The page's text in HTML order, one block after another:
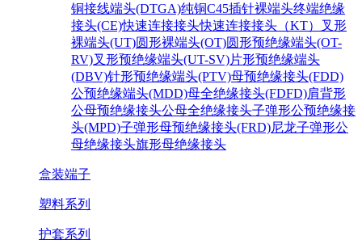
铜接线端头(DTGA)纯铜C45插针裸端头终端绝缘
接头(CE)快速连接接头快速连接接头（KT）
叉形
裸端头(UT)圆形裸端头(OT)圆形预绝缘端头(OT-
RV)叉形预绝缘端头(UT-SV)片形预绝缘端头
(DBV)针形预绝缘端头(PTV)母预绝缘接头(FDD)
公预绝缘端头(MDD)母全绝缘接头(FDFD)肩背形
公母预绝缘接头公母全绝缘接头子弹形公预绝缘接
头(MPD)子弹形母预绝缘接头(FRD)尼龙子弹形公
母绝缘接头旗形母绝缘接头
盒装端子
塑料系列
护套系列